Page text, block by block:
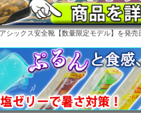
シックス安全靴【数量限定モデル】を発売